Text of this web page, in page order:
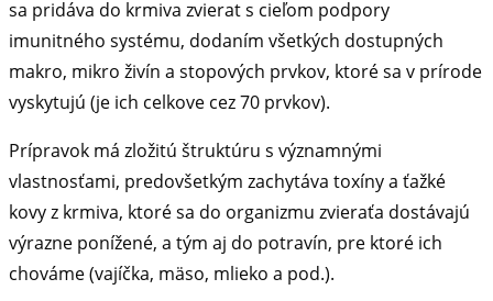
sa pridáva do krmiva zvierat s cieľom podpory
imunitného systému, dodaním všetkých dostupných
makro, mikro živín a stopových prvkov, ktoré sa v prírode
vyskytujú (je ich celkove cez 70 prvkov).
Prípravok má zložitú štruktúru s významnými
vlastnosťami, predovšetkým zachytáva toxíny a ťažké
kovy z krmiva, ktoré sa do organizmu zvieraťa dostávajú
výrazne ponížené, a tým aj do potravín, pre ktoré ich
chováme (vajíčka, mäso, mlieko a pod.).